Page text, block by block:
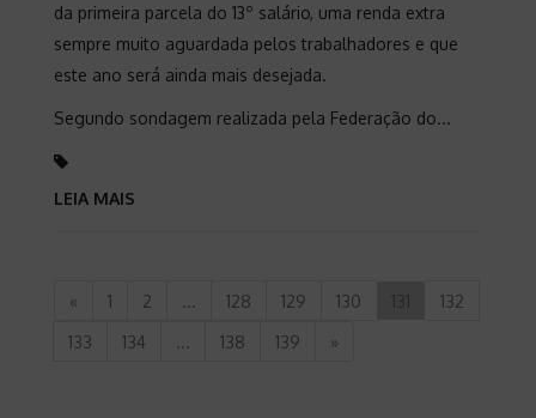
da primeira parcela do 13º salário, uma renda extra
sempre muito aguardada pelos trabalhadores e que
este ano será ainda mais desejada.
Segundo sondagem realizada pela Federação do...
LEIA MAIS
« 1 2 ... 128 129 130
132
133
134 ... 138 139 »